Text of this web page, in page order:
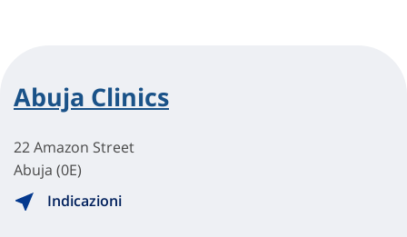
Abuja Clinics
22 Amazon Street
Abuja (0E)
Indicazioni